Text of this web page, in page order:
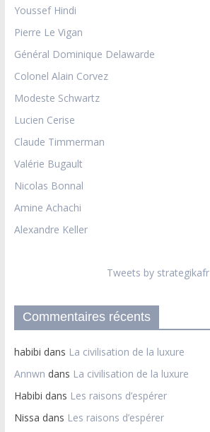
Youssef Hindi
Pierre Le Vigan
Général Dominique Delawarde
Colonel Alain Corvez
Modeste Schwartz
Lucien Cerise
Claude Timmerman
Valérie Bugault
Nicolas Bonnal
Amine Achachi
Alexandre Keller
Tweets by strategikafr
Commentaires récents
habibi dans La civilisation de la luxure
Annwn dans La civilisation de la luxure
Habibi dans Les raisons d’espérer
Nissa dans Les raisons d’espérer